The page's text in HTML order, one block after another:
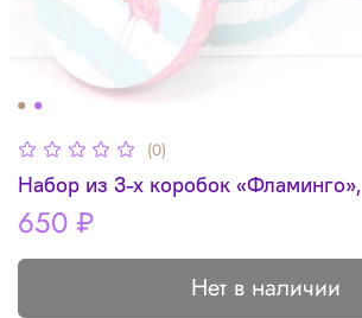
(0)
Набор из 3-х коробок «Фламинго»,
650 ₽
Нет в наличии